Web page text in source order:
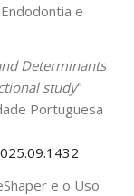
e
Determinants
study"
Portuguesa
e o Uso